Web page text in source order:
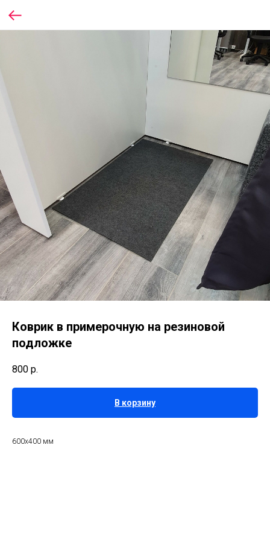
Коврик в примерочную на резиновой
подложке
800 р.
В корзину
600х400 мм